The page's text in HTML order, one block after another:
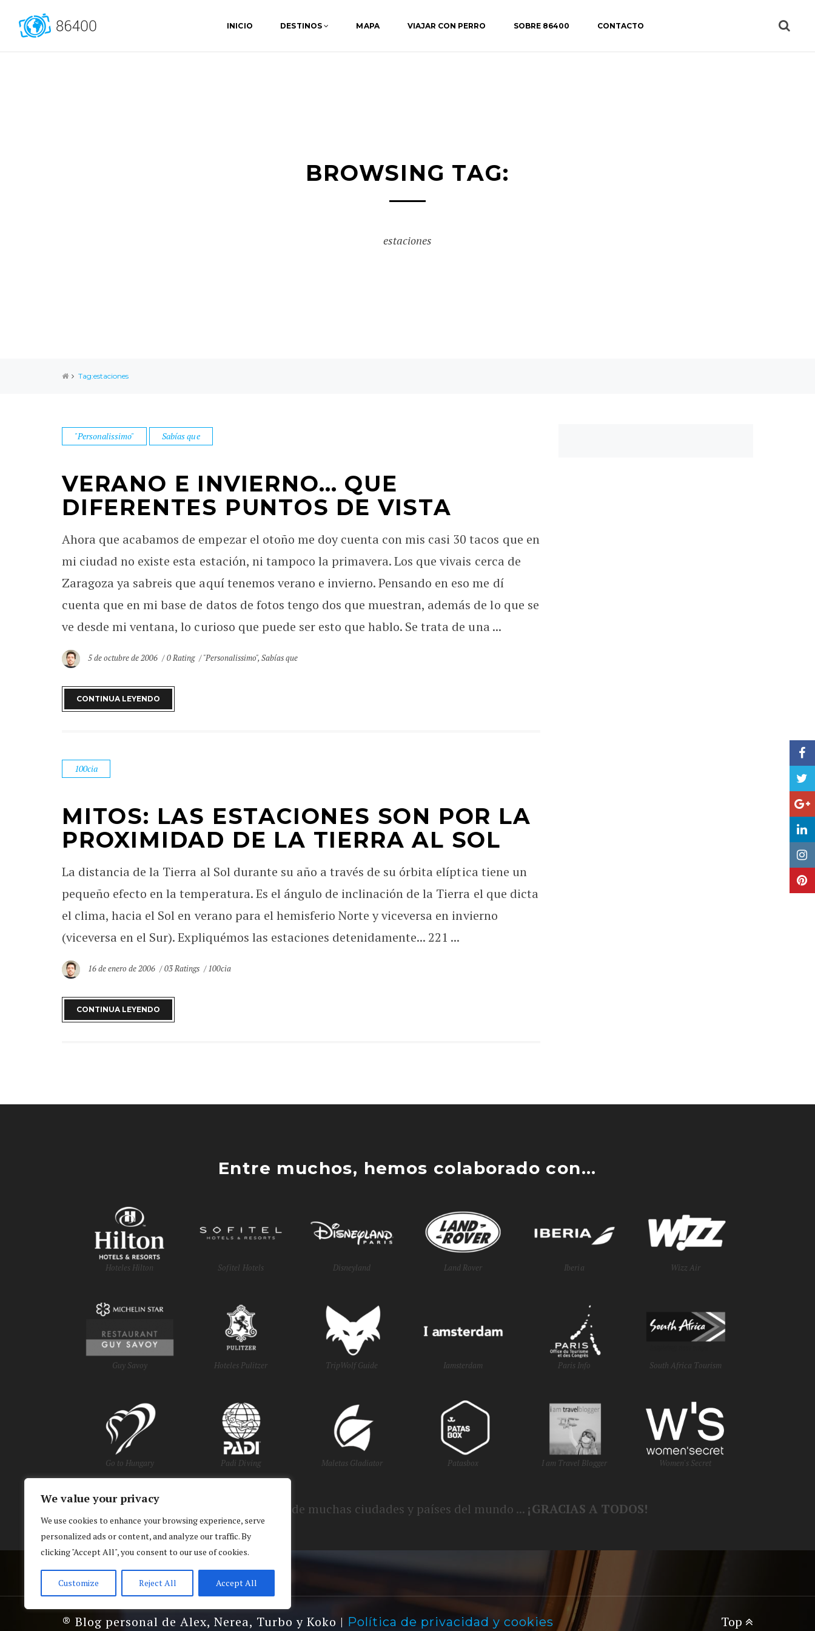
We value your privacy
We use cookies to enhance your browsing experience, serve
personalized ads or content, and analyze our traffic. By
clicking "Accept All", you consent to our use of cookies.
Customize Reject All Accept All
INICIO DESTINOS MAPA VIAJAR CON PERRO SOBRE 86400 CONTACTO
BROWSING TAG:
estaciones
Tag:estaciones
"Personalissimo" Sabías que
VERANO E INVIERNO… QUE
DIFERENTES PUNTOS DE VISTA
Ahora que acabamos de empezar el otoño me doy cuenta con mis casi 30 tacos que en
mi ciudad no existe esta estación, ni tampoco la primavera. Los que vivais cerca de
Zaragoza ya sabreis que aquí tenemos verano e invierno. Pensando en eso me dí
cuenta que en mi base de datos de fotos tengo dos que muestran, además de lo que se
ve desde mi ventana, lo curioso que puede ser esto que hablo. Se trata de una ...
5 de octubre de 2006 0 Rating "Personalissimo",Sabías que
CONTINUA LEYENDO
100cia
MITOS: LAS ESTACIONES SON POR LA
PROXIMIDAD DE LA TIERRA AL SOL
La distancia de la Tierra al Sol durante su año a través de su órbita elíptica tiene un
pequeño efecto en la temperatura. Es el ángulo de inclinación de la Tierra el que dicta
el clima, hacia el Sol en verano para el hemisferio Norte y viceversa en invierno
(viceversa en el Sur). Expliquémos las estaciones detenidamente... 221 ...
16 de enero de 2006 03 Ratings 100cia
CONTINUA LEYENDO
Entre muchos, hemos colaborado con...
Hoteles Hilton Sofitel Hotels Disneyland Land Rover Iberia Wizz Air
Guy Savoy Hoteles Pulitzer TripWolf Guide Iamsterdam Paris Info South Africa Tourism
Go to Hungary Padi Diving Maletas Gladiator Patasbox I am Travel Blogger Women's Secret
y Oficinas de Turismo de muchas ciudades y países del mundo ... ¡GRACIAS A TODOS!
® Blog personal de Alex, Nerea, Turbo y Koko | Política de privacidad y cookies Top